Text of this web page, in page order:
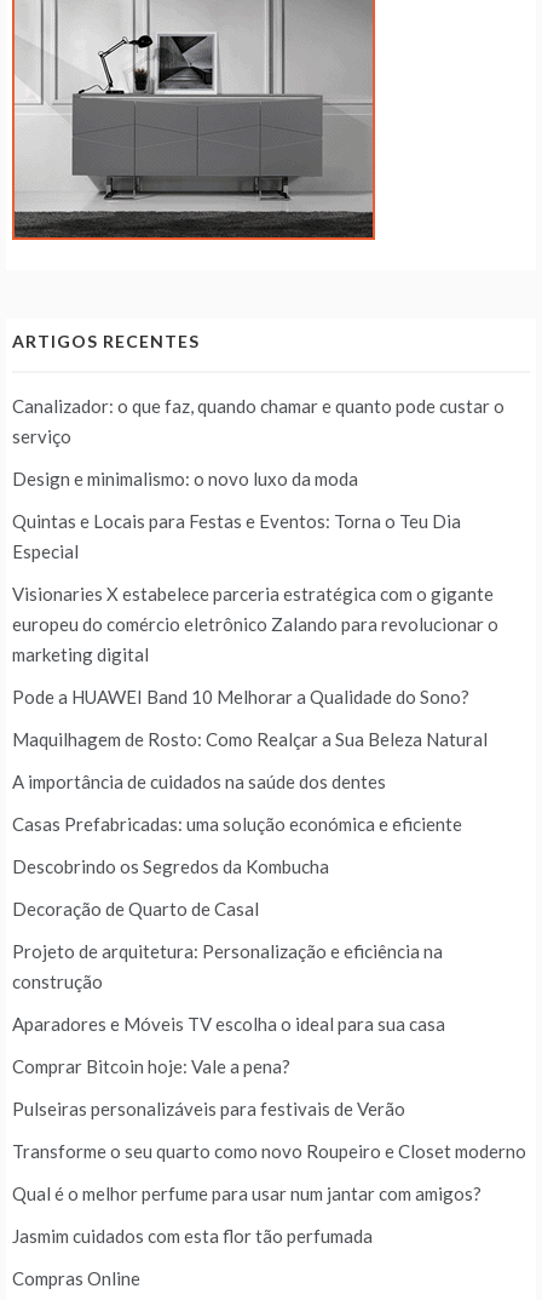
ARTIGOS RECENTES
Canalizador: o que faz, quando chamar e quanto pode custar o
serviço
Design e minimalismo: o novo luxo da moda
Quintas e Locais para Festas e Eventos: Torna o Teu Dia
Especial
Visionaries X estabelece parceria estratégica com o gigante
europeu do comércio eletrônico Zalando para revolucionar o
marketing digital
Pode a HUAWEI Band 10 Melhorar a Qualidade do Sono?
Maquilhagem de Rosto: Como Realçar a Sua Beleza Natural
A importância de cuidados na saúde dos dentes
Casas Prefabricadas: uma solução económica e eficiente
Descobrindo os Segredos da Kombucha
Decoração de Quarto de Casal
Projeto de arquitetura: Personalização e eficiência na
construção
Aparadores e Móveis TV escolha o ideal para sua casa
Comprar Bitcoin hoje: Vale a pena?
Pulseiras personalizáveis para festivais de Verão
Transforme o seu quarto como novo Roupeiro e Closet moderno
Qual é o melhor perfume para usar num jantar com amigos?
Jasmim cuidados com esta flor tão perfumada
Compras Online